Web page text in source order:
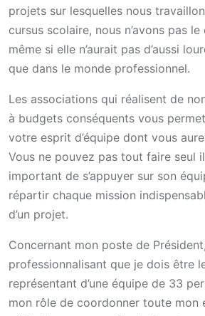
projets sur lesquelles nous
cursus scolaire, nous n’avons pas le
même si elle n’aurait pas d’aussi
que dans le monde professionnel.
Les associations qui réalisent de
à budgets conséquents vous
votre esprit d’équipe dont vous
Vous ne pouvez pas tout faire seul
important de s’appuyer sur son
répartir chaque mission
d’un projet.
Concernant mon poste de
professionnalisant que je dois être
représentant d’une équipe de 33
mon rôle de coordonner toute mon